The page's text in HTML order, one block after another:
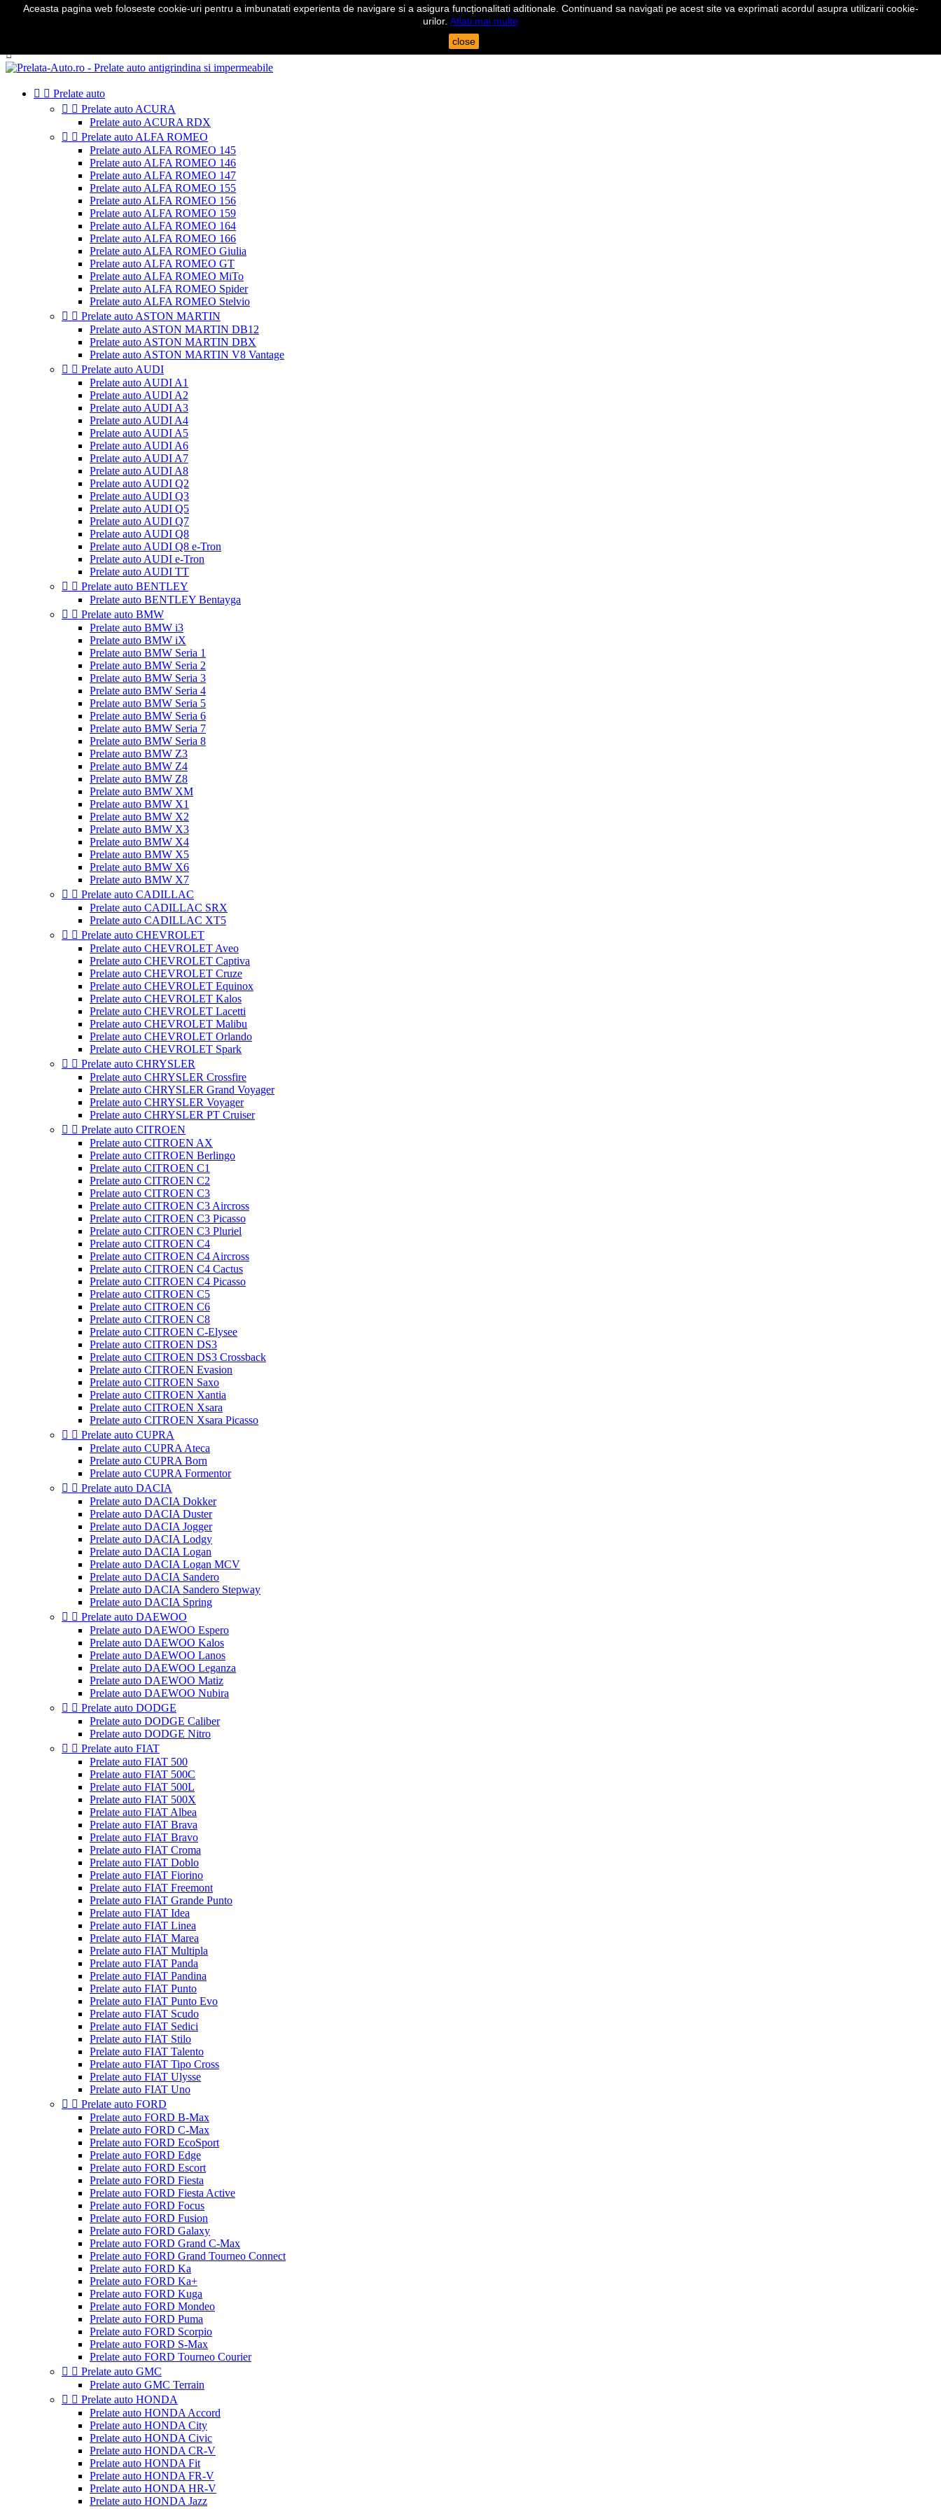
Telefon:0724 571 115

  Prelate auto
  Prelate auto ACURA
Prelate auto ACURA RDX
  Prelate auto ALFA ROMEO
Prelate auto ALFA ROMEO 145
Prelate auto ALFA ROMEO 146
Prelate auto ALFA ROMEO 147
Prelate auto ALFA ROMEO 155
Prelate auto ALFA ROMEO 156
Prelate auto ALFA ROMEO 159
Prelate auto ALFA ROMEO 164
Prelate auto ALFA ROMEO 166
Prelate auto ALFA ROMEO Giulia
Prelate auto ALFA ROMEO GT
Prelate auto ALFA ROMEO MiTo
Prelate auto ALFA ROMEO Spider
Prelate auto ALFA ROMEO Stelvio
  Prelate auto ASTON MARTIN
Prelate auto ASTON MARTIN DB12
Prelate auto ASTON MARTIN DBX
Prelate auto ASTON MARTIN V8 Vantage
  Prelate auto AUDI
Prelate auto AUDI A1
Prelate auto AUDI A2
Prelate auto AUDI A3
Prelate auto AUDI A4
Prelate auto AUDI A5
Prelate auto AUDI A6
Prelate auto AUDI A7
Prelate auto AUDI A8
Prelate auto AUDI Q2
Prelate auto AUDI Q3
Prelate auto AUDI Q5
Prelate auto AUDI Q7
Prelate auto AUDI Q8
Prelate auto AUDI Q8 e-Tron
Prelate auto AUDI e-Tron
Prelate auto AUDI TT
  Prelate auto BENTLEY
Prelate auto BENTLEY Bentayga
  Prelate auto BMW
Prelate auto BMW i3
Prelate auto BMW iX
Prelate auto BMW Seria 1
Prelate auto BMW Seria 2
Prelate auto BMW Seria 3
Prelate auto BMW Seria 4
Prelate auto BMW Seria 5
Prelate auto BMW Seria 6
Prelate auto BMW Seria 7
Prelate auto BMW Seria 8
Prelate auto BMW Z3
Prelate auto BMW Z4
Prelate auto BMW Z8
Prelate auto BMW XM
Prelate auto BMW X1
Prelate auto BMW X2
Prelate auto BMW X3
Prelate auto BMW X4
Prelate auto BMW X5
Prelate auto BMW X6
Prelate auto BMW X7
  Prelate auto CADILLAC
Prelate auto CADILLAC SRX
Prelate auto CADILLAC XT5
  Prelate auto CHEVROLET
Prelate auto CHEVROLET Aveo
Prelate auto CHEVROLET Captiva
Prelate auto CHEVROLET Cruze
Prelate auto CHEVROLET Equinox
Prelate auto CHEVROLET Kalos
Prelate auto CHEVROLET Lacetti
Prelate auto CHEVROLET Malibu
Prelate auto CHEVROLET Orlando
Prelate auto CHEVROLET Spark
  Prelate auto CHRYSLER
Prelate auto CHRYSLER Crossfire
Prelate auto CHRYSLER Grand Voyager
Prelate auto CHRYSLER Voyager
Prelate auto CHRYSLER PT Cruiser
  Prelate auto CITROEN
Prelate auto CITROEN AX
Prelate auto CITROEN Berlingo
Prelate auto CITROEN C1
Prelate auto CITROEN C2
Prelate auto CITROEN C3
Prelate auto CITROEN C3 Aircross
Prelate auto CITROEN C3 Picasso
Prelate auto CITROEN C3 Pluriel
Prelate auto CITROEN C4
Prelate auto CITROEN C4 Aircross
Prelate auto CITROEN C4 Cactus
Prelate auto CITROEN C4 Picasso
Prelate auto CITROEN C5
Prelate auto CITROEN C6
Prelate auto CITROEN C8
Prelate auto CITROEN C-Elysee
Prelate auto CITROEN DS3
Prelate auto CITROEN DS3 Crossback
Prelate auto CITROEN Evasion
Prelate auto CITROEN Saxo
Prelate auto CITROEN Xantia
Prelate auto CITROEN Xsara
Prelate auto CITROEN Xsara Picasso
  Prelate auto CUPRA
Prelate auto CUPRA Ateca
Prelate auto CUPRA Born
Prelate auto CUPRA Formentor
  Prelate auto DACIA
Prelate auto DACIA Dokker
Prelate auto DACIA Duster
Prelate auto DACIA Jogger
Prelate auto DACIA Lodgy
Prelate auto DACIA Logan
Prelate auto DACIA Logan MCV
Prelate auto DACIA Sandero
Prelate auto DACIA Sandero Stepway
Prelate auto DACIA Spring
  Prelate auto DAEWOO
Prelate auto DAEWOO Espero
Prelate auto DAEWOO Kalos
Prelate auto DAEWOO Lanos
Prelate auto DAEWOO Leganza
Prelate auto DAEWOO Matiz
Prelate auto DAEWOO Nubira
  Prelate auto DODGE
Prelate auto DODGE Caliber
Prelate auto DODGE Nitro
  Prelate auto FIAT
Prelate auto FIAT 500
Prelate auto FIAT 500C
Prelate auto FIAT 500L
Prelate auto FIAT 500X
Prelate auto FIAT Albea
Prelate auto FIAT Brava
Prelate auto FIAT Bravo
Prelate auto FIAT Croma
Prelate auto FIAT Doblo
Prelate auto FIAT Fiorino
Prelate auto FIAT Freemont
Prelate auto FIAT Grande Punto
Prelate auto FIAT Idea
Prelate auto FIAT Linea
Prelate auto FIAT Marea
Prelate auto FIAT Multipla
Prelate auto FIAT Panda
Prelate auto FIAT Pandina
Prelate auto FIAT Punto
Prelate auto FIAT Punto Evo
Prelate auto FIAT Scudo
Prelate auto FIAT Sedici
Prelate auto FIAT Stilo
Prelate auto FIAT Talento
Prelate auto FIAT Tipo Cross
Prelate auto FIAT Ulysse
Prelate auto FIAT Uno
  Prelate auto FORD
Prelate auto FORD B-Max
Prelate auto FORD C-Max
Prelate auto FORD EcoSport
Prelate auto FORD Edge
Prelate auto FORD Escort
Prelate auto FORD Fiesta
Prelate auto FORD Fiesta Active
Prelate auto FORD Focus
Prelate auto FORD Fusion
Prelate auto FORD Galaxy
Prelate auto FORD Grand C-Max
Prelate auto FORD Grand Tourneo Connect
Prelate auto FORD Ka
Prelate auto FORD Ka+
Prelate auto FORD Kuga
Prelate auto FORD Mondeo
Prelate auto FORD Puma
Prelate auto FORD Scorpio
Prelate auto FORD S-Max
Prelate auto FORD Tourneo Courier
  Prelate auto GMC
Prelate auto GMC Terrain
  Prelate auto HONDA
Prelate auto HONDA Accord
Prelate auto HONDA City
Prelate auto HONDA Civic
Prelate auto HONDA CR-V
Prelate auto HONDA Fit
Prelate auto HONDA FR-V
Prelate auto HONDA HR-V
Prelate auto HONDA Jazz
Aceasta pagina web foloseste cookie-uri pentru a imbunatati experienta de navigare si a asigura funcționalitati aditionale. Continuand sa navigati pe acest site va exprimati acordul asupra utilizarii cookie-
urilor. Aflati mai multe
close